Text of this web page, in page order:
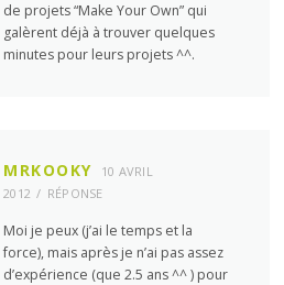
de projets “Make Your Own” qui
galèrent déjà à trouver quelques
minutes pour leurs projets ^^.
MRKOOKY
10 AVRIL
2012
RÉPONSE
Moi je peux (j’ai le temps et la
force), mais après je n’ai pas assez
d’expérience (que 2.5 ans ^^ ) pour